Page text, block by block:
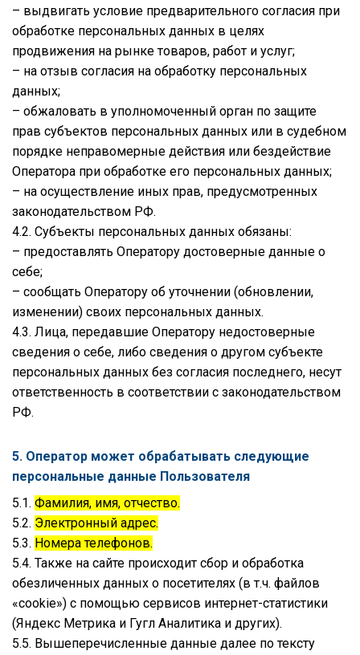
– выдвигать условие предварительного согласия при
обработке персональных данных в целях
продвижения на рынке товаров, работ и услуг;
– на отзыв согласия на обработку персональных
данных;
– обжаловать в уполномоченный орган по защите
прав субъектов персональных данных или в судебном
порядке неправомерные действия или бездействие
Оператора при обработке его персональных данных;
– на осуществление иных прав, предусмотренных
законодательством РФ.
4.2. Субъекты персональных данных обязаны:
– предоставлять Оператору достоверные данные о
себе;
– сообщать Оператору об уточнении (обновлении,
изменении) своих персональных данных.
4.3. Лица, передавшие Оператору недостоверные
сведения о себе, либо сведения о другом субъекте
персональных данных без согласия последнего, несут
ответственность в соответствии с законодательством
РФ.
5. Оператор может обрабатывать следующие
персональные данные Пользователя
5.1. Фамилия, имя, отчество.
5.2. Электронный адрес.
5.3. Номера телефонов.
5.4. Также на сайте происходит сбор и обработка
обезличенных данных о посетителях (в т.ч. файлов
«cookie») с помощью сервисов интернет-статистики
(Яндекс Метрика и Гугл Аналитика и других).
5.5. Вышеперечисленные данные далее по тексту